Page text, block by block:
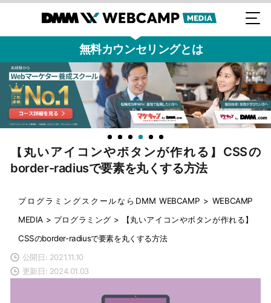
無料カウンセリングとは
【丸いアイコンやボタンが作れる】CSSの
border-radiusで要素を丸くする方法
プログラミングスクールならDMM WEBCAMP > WEBCAMP
MEDIA > プログラミング >
【丸いアイコンやボタンが作れる】
CSSのborder-radiusで要素を丸くする方法
公開日: 2021.11.10
更新日: 2024.01.03